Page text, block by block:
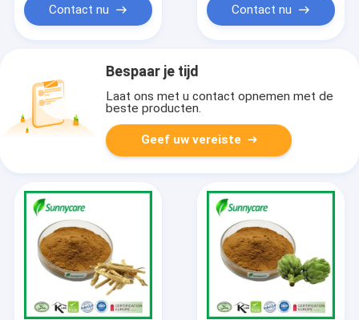
Contact nu Contact nu
Bespaar je tijd
Laat ons met u contact opnemen met de
beste producten.
Geef uw vereiste